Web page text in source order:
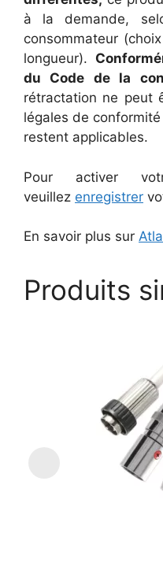
à la demande,
consommateur
longueur).
du Code de la
rétractation ne peut
légales de
restent applicables.
Pour activer
veuillez enregistrer
En savoir plus sur
Produits